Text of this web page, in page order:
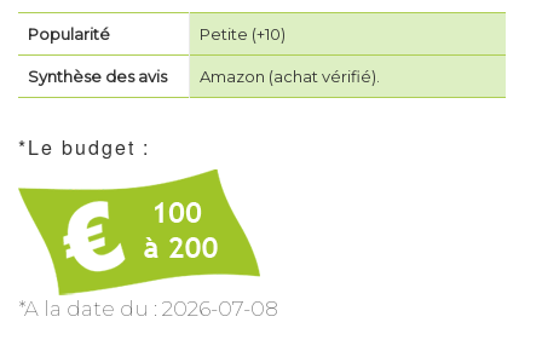
Popularité Petite (+10)
Synthèse des avis Amazon (achat vérifié).
*Le budget :
*A la date du : 2026-07-08